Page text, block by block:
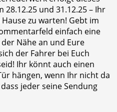
28.12.25 und 31.12.25 – Ihr
zu warten! Gebt im
einfach eine
Nähe an und Eure
der Fahrer bei Euch
Ihr könnt auch einen
hängen, wenn Ihr nicht da
jeder seine Sendung